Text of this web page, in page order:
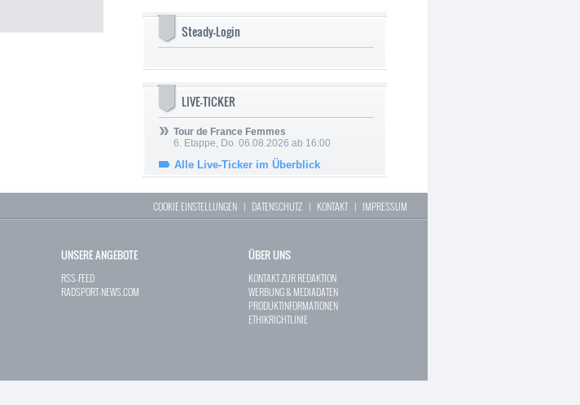
Steady-Login
LIVE-TICKER
Tour de France Femmes
6. Etappe, Do. 06.08.2026 ab 16:00
Alle Live-Ticker im Überblick
COOKIE EINSTELLUNGEN | DATENSCHUTZ | KONTAKT| IMPRESSUM
UNSERE ANGEBOTE
RSS-FEED
RADSPORT-NEWS.COM
ÜBER UNS
KONTAKT ZUR REDAKTION
WERBUNG & MEDIADATEN
PRODUKTINFORMATIONEN
ETHIKRICHTLINIE